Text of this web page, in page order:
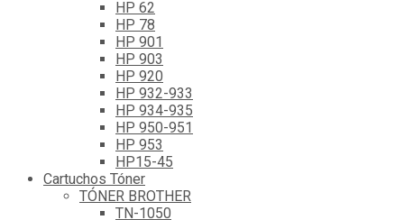
HP 62
HP 78
HP 901
HP 903
HP 920
HP 932-933
HP 934-935
HP 950-951
HP 953
HP15-45
Cartuchos Tóner
TÓNER BROTHER
TN-1050